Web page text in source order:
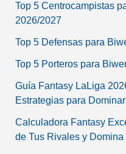
Top 5 Centrocampistas
2026/2027
Top 5 Defensas para
Top 5 Porteros para
Guía Fantasy LaLiga
Estrategias para
Calculadora Fantasy
de Tus Rivales y Domina